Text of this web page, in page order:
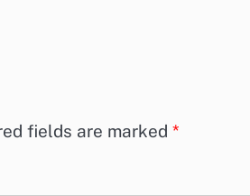
fields are marked *